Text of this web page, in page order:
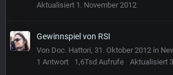
Aktualisiert 1. November 2012
Gewinnspiel von RSI
Von Doc. Hattori, 31. Oktober 2012 in
1 Antwort 1,6Tsd Aufrufe Aktualisiert